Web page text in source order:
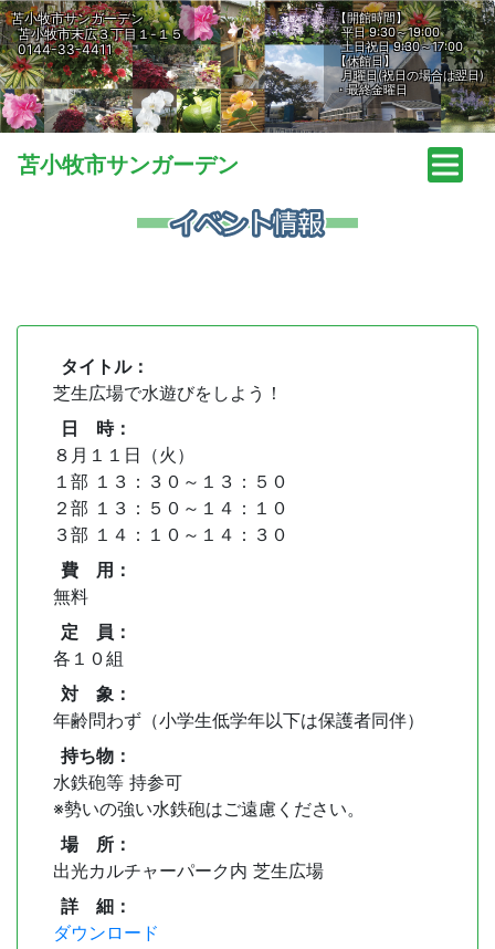
苫小牧市サンガーデン
苫小牧市末広３丁目１-１５
0144-33-4411
【開館時間】
平日 9:30～19:00
土日祝日 9:30～17:00
【休館日】
月曜日(祝日の場合は翌日)
・最終金曜日
苫小牧市サンガーデン
タイトル：
芝生広場で水遊びをしよう！
日 時：
８月１１日（火）
１部 １３：３０～１３：５０
２部 １３：５０～１４：１０
３部 １４：１０～１４：３０
費 用：
無料
定 員：
各１０組
対 象：
年齢問わず（小学生低学年以下は保護者同伴）
持ち物：
水鉄砲等 持参可
※勢いの強い水鉄砲はご遠慮ください。
場 所：
出光カルチャーパーク内 芝生広場
詳 細：
ダウンロード